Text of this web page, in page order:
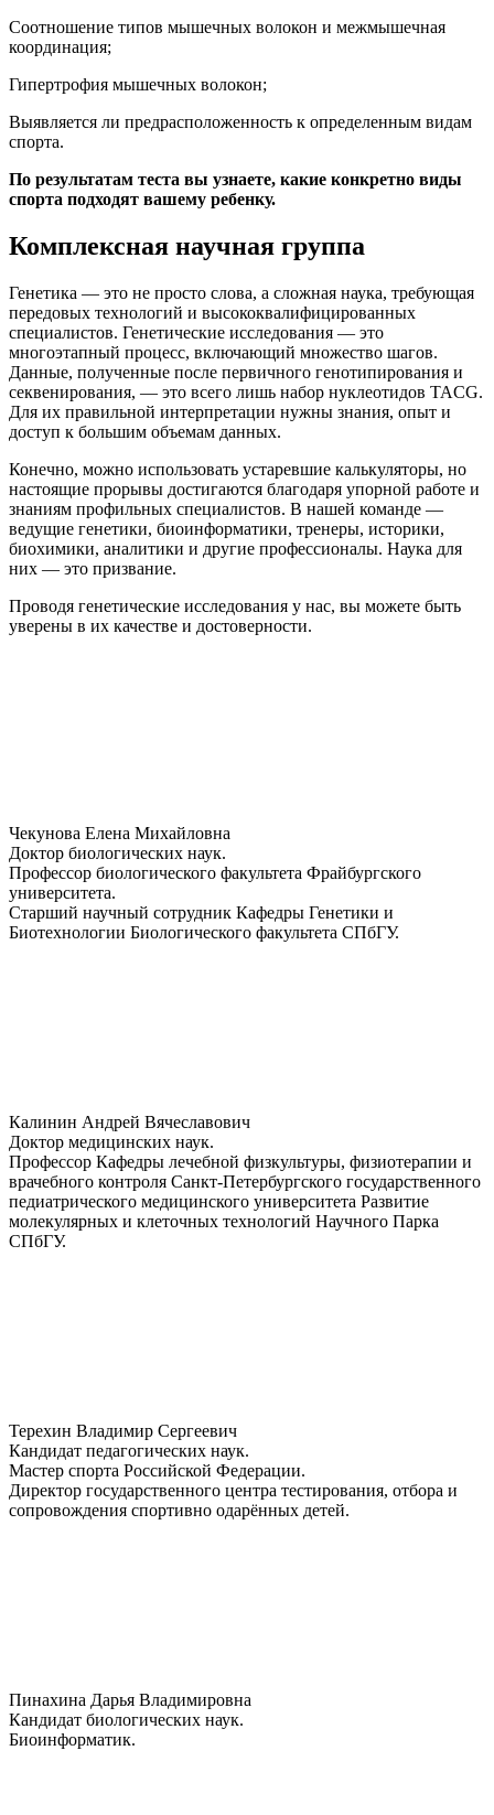
Соотношение типов мышечных волокон и межмышечная
координация;
Гипертрофия мышечных волокон;
Выявляется ли предрасположенность к определенным видам
спорта.
По результатам теста вы узнаете, какие конкретно виды
спорта подходят вашему ребенку.
Комплексная научная группа
Генетика — это не просто слова, а сложная наука, требующая
передовых технологий и высококвалифицированных
специалистов. Генетические исследования — это
многоэтапный процесс, включающий множество шагов.
Данные, полученные после первичного генотипирования и
секвенирования, — это всего лишь набор нуклеотидов TACG.
Для их правильной интерпретации нужны знания, опыт и
доступ к большим объемам данных.
Конечно, можно использовать устаревшие калькуляторы, но
настоящие прорывы достигаются благодаря упорной работе и
знаниям профильных специалистов. В нашей команде —
ведущие генетики, биоинформатики, тренеры, историки,
биохимики, аналитики и другие профессионалы. Наука для
них — это призвание.
Проводя генетические исследования у нас, вы можете быть
уверены в их качестве и достоверности.
Чекунова Елена Михайловна
Доктор биологических наук.
Профессор биологического факультета Фрайбургского
университета.
Старший научный сотрудник Кафедры Генетики и
Биотехнологии Биологического факультета СПбГУ.
Калинин Андрей Вячеславович
Доктор медицинских наук.
Профессор Кафедры лечебной физкультуры, физиотерапии и
врачебного контроля Санкт-Петербургского государственного
педиатрического медицинского университета Развитие
молекулярных и клеточных технологий Научного Парка
СПбГУ.
Терехин Владимир Сергеевич
Кандидат педагогических наук.
Мастер спорта Российской Федерации.
Директор государственного центра тестирования, отбора и
сопровождения спортивно одарённых детей.
Пинахина Дарья Владимировна
Кандидат биологических наук.
Биоинформатик.